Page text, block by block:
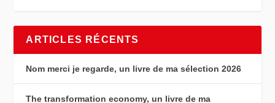
ARTICLES RÉCENTS
Nom merci je regarde, un livre de ma sélection 2026
The transformation economy, un livre de ma